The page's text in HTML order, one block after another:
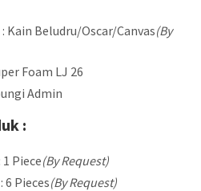
Kain Beludru/Oscar/Canvas(By
Foam LJ 26
Admin
:
1 Piece(By Request)
6 Pieces(By Request)